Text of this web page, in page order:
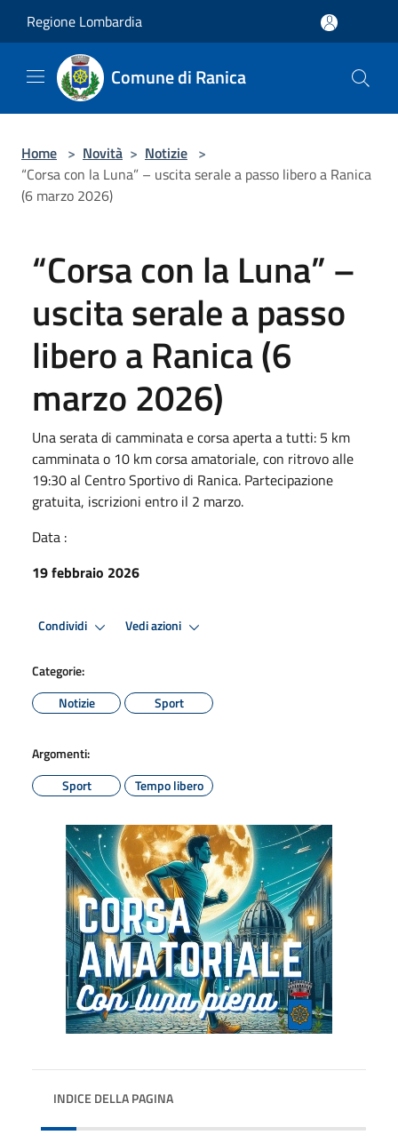
Regione Lombardia
Comune di Ranica
Home > Novità > Notizie >
“Corsa con la Luna” – uscita serale a passo libero a Ranica
(6 marzo 2026)
“Corsa con la Luna” –
uscita serale a passo
libero a Ranica (6
marzo 2026)
Una serata di camminata e corsa aperta a tutti: 5 km
camminata o 10 km corsa amatoriale, con ritrovo alle
19:30 al Centro Sportivo di Ranica. Partecipazione
gratuita, iscrizioni entro il 2 marzo.
Data :
19 febbraio 2026
Condividi Vedi azioni
Categorie:
Notizie
Sport
Argomenti:
Sport
Tempo libero
INDICE DELLA PAGINA